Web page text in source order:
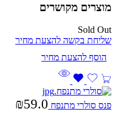
מוצרים מקושרים
Sold Out
שליחת בקשה להצעת מחיר
פנס סולרי מתנפח ₪59.0